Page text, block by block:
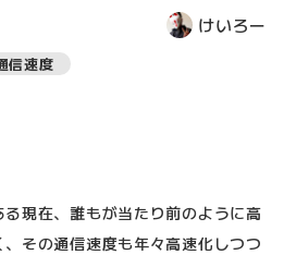
けいろー
信速度
現在、誰もが当たり前のように高
その通信速度も年々高速化しつつ